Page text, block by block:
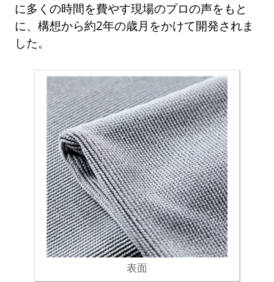
に多くの時間を費やす現場のプロの声をもと
に、構想から約2年の歳月をかけて開発されま
した。
表面